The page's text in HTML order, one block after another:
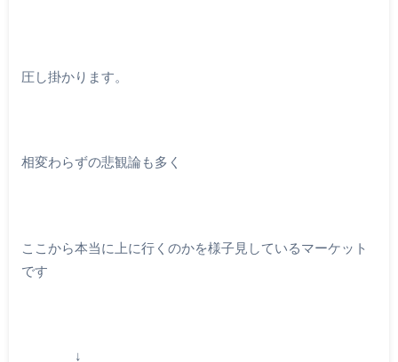
圧し掛かります。
相変わらずの悲観論も多く
ここから本当に上に行くのかを様子見しているマーケット
です
↓